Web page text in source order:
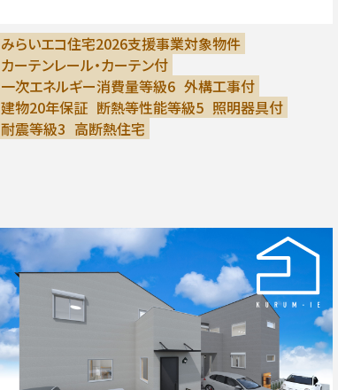
みらいエコ住宅2026支援事業対象物件
カーテンレール・カーテン付
一次エネルギー消費量等級6 外構工事付
建物20年保証 断熱等性能等級5 照明器具付
耐震等級3 高断熱住宅